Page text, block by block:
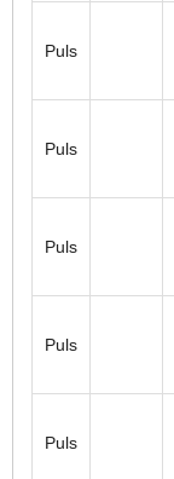
Puls
Puls
Puls
Puls
Puls